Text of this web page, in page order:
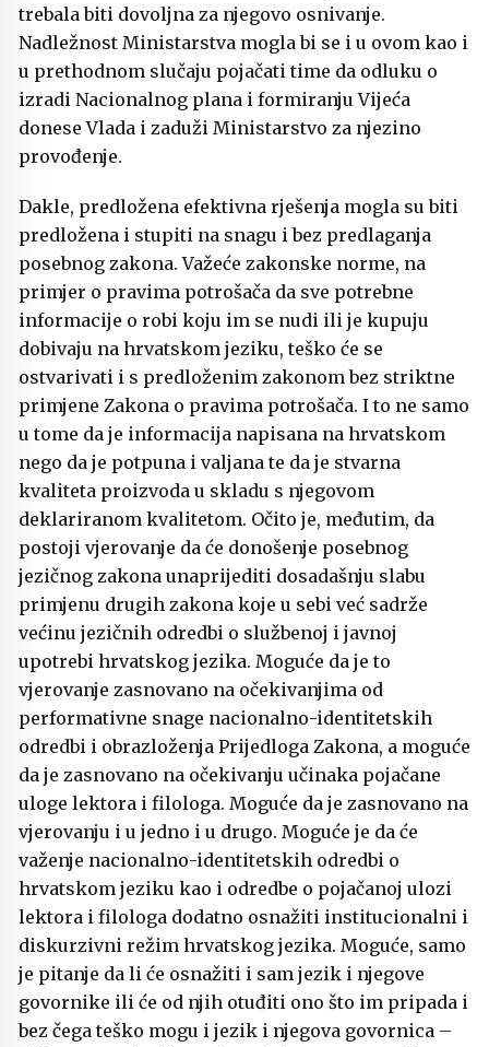
trebala biti dovoljna za njegovo osnivanje.
Nadležnost Ministarstva mogla bi se i u ovom kao i
u prethodnom slučaju pojačati time da odluku o
izradi Nacionalnog plana i formiranju Vijeća
donese Vlada i zaduži Ministarstvo za njezino
provođenje.
Dakle, predložena efektivna rješenja mogla su biti
predložena i stupiti na snagu i bez predlaganja
posebnog zakona. Važeće zakonske norme, na
primjer o pravima potrošača da sve potrebne
informacije o robi koju im se nudi ili je kupuju
dobivaju na hrvatskom jeziku, teško će se
ostvarivati i s predloženim zakonom bez striktne
primjene Zakona o pravima potrošača. I to ne samo
u tome da je informacija napisana na hrvatskom
nego da je potpuna i valjana te da je stvarna
kvaliteta proizvoda u skladu s njegovom
deklariranom kvalitetom. Očito je, međutim, da
postoji vjerovanje da će donošenje posebnog
jezičnog zakona unaprijediti dosadašnju slabu
primjenu drugih zakona koje u sebi već sadrže
većinu jezičnih odredbi o službenoj i javnoj
upotrebi hrvatskog jezika. Moguće da je to
vjerovanje zasnovano na očekivanjima od
performativne snage nacionalno-identitetskih
odredbi i obrazloženja Prijedloga Zakona, a moguće
da je zasnovano na očekivanju učinaka pojačane
uloge lektora i filologa. Moguće da je zasnovano na
vjerovanju i u jedno i u drugo. Moguće je da će
važenje nacionalno-identitetskih odredbi o
hrvatskom jeziku kao i odredbe o pojačanoj ulozi
lektora i filologa dodatno osnažiti institucionalni i
diskurzivni režim hrvatskog jezika. Moguće, samo
je pitanje da li će osnažiti i sam jezik i njegove
govornike ili će od njih otuđiti ono što im pripada i
bez čega teško mogu i jezik i njegova govornica –